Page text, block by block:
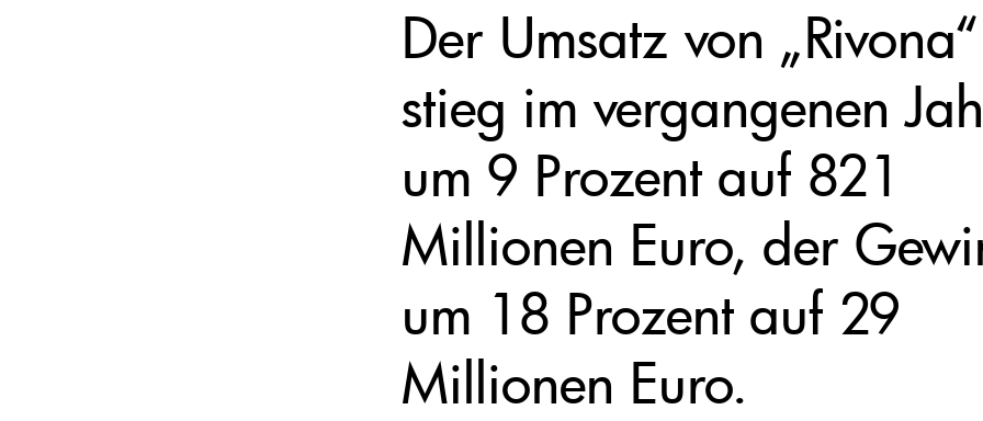
Der Umsatz von „Rivona“
stieg im vergangenen
um 9 Prozent auf 821
Millionen Euro, der
um 18 Prozent auf 29
Millionen Euro.